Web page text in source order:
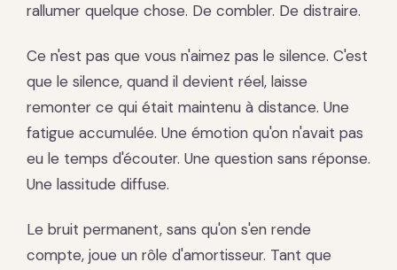
rallumer quelque chose. De combler. De distraire.
Ce n'est pas que vous n'aimez pas le silence. C'est
que le silence, quand il devient réel, laisse
remonter ce qui était maintenu à distance. Une
fatigue accumulée. Une émotion qu'on n'avait pas
eu le temps d'écouter. Une question sans réponse.
Une lassitude diffuse.
Le bruit permanent, sans qu'on s'en rende
compte, joue un rôle d'amortisseur. Tant que